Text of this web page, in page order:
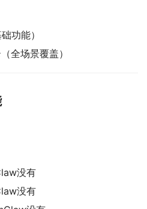
功能）
全场景覆盖）
没有
没有